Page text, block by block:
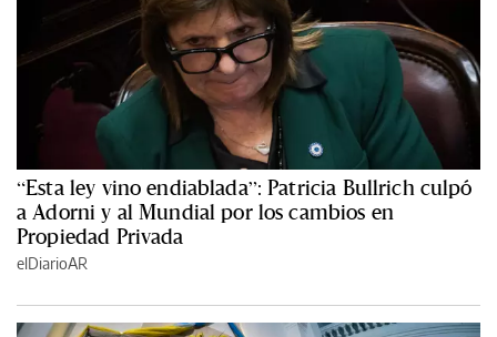
“Esta ley vino endiablada”: Patricia Bullrich culpó
a Adorni y al Mundial por los cambios en
Propiedad Privada
elDiarioAR